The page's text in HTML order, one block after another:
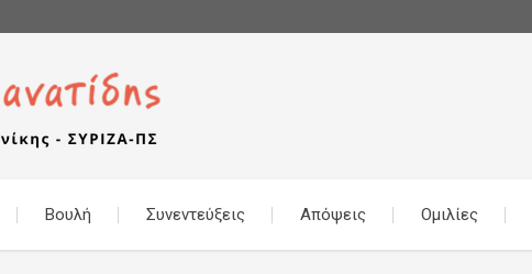
Βουλή Συνεντεύξεις Απόψεις Ομιλίες